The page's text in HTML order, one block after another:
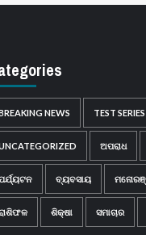
NEWS TEST SERIES
ଅପରାଧ
ବ୍ୟବସାୟ
ଶିକ୍ଷା ସମାଚାର